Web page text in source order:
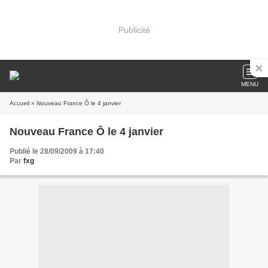
Publicité
MENU
Accueil » Nouveau France Ô le 4 janvier
Nouveau France Ô le 4 janvier
Publié le 28/09/2009 à 17:40
Par fxg